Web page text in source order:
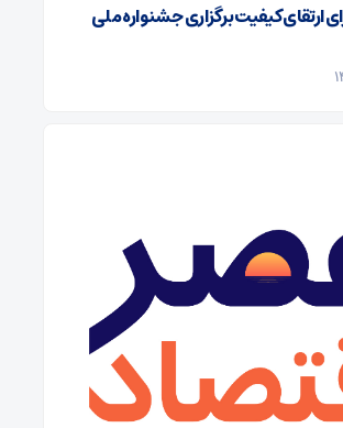
ارتقای کیفیت برگزاری جشنواره ملی